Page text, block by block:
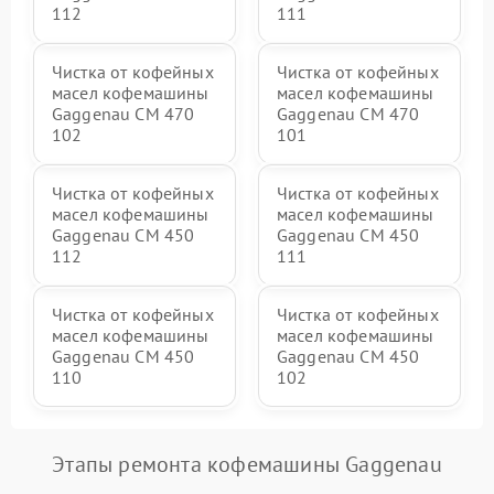
112
111
Чистка от кофейных
масел кофемашины
Gaggenau CM 470
102
Чистка от кофейных
масел кофемашины
Gaggenau CM 470
101
Чистка от кофейных
масел кофемашины
Gaggenau CM 450
112
Чистка от кофейных
масел кофемашины
Gaggenau CM 450
111
Чистка от кофейных
масел кофемашины
Gaggenau CM 450
110
Чистка от кофейных
масел кофемашины
Gaggenau CM 450
102
Этапы ремонта кофемашины Gaggenau